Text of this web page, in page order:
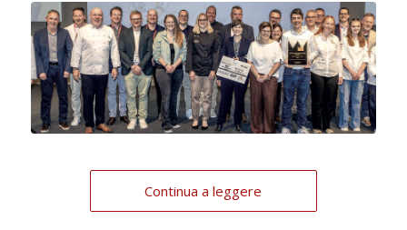
Continua a leggere